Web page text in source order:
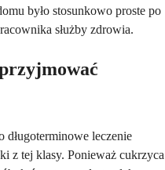
było stosunkowo proste po
służby zdrowia.
długoterminowe leczenie
z tej klasy. Ponieważ cukrzyca